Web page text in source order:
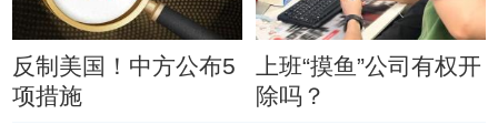
反制美国！中方公布5
项措施
上班“摸鱼”公司有权开
除吗？